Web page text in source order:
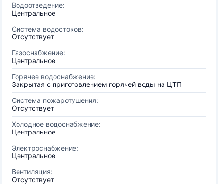
Водоотведение:
Центральное
Система водостоков:
Отсутствует
Газоснабжение:
Центральное
Горячее водоснабжение:
Закрытая с приготовлением горячей воды на ЦТП
Система пожаротушения:
Отсутствует
Холодное водоснабжение:
Центральное
Электроснабжение:
Центральное
Вентиляция:
Отсутствует